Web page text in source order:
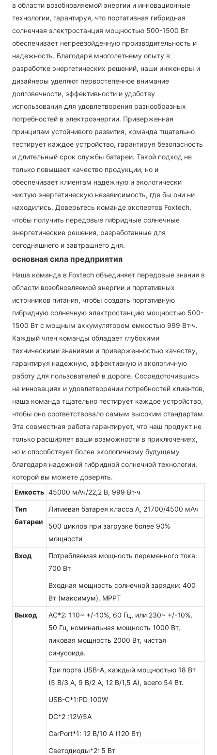
в области возобновляемой энергии и инновационные
технологии, гарантируя, что портативная гибридная
солнечная электростанция мощностью 500-1500 Вт
обеспечивает непревзойденную производительность и
надежность. Благодаря многолетнему опыту в
разработке энергетических решений, наши инженеры и
дизайнеры уделяют первостепенное внимание
долговечности, эффективности и удобству
использования для удовлетворения разнообразных
потребностей в электроэнергии. Приверженная
принципам устойчивого развития, команда тщательно
тестирует каждое устройство, гарантируя безопасность
и длительный срок службы батареи. Такой подход не
только повышает качество продукции, но и
обеспечивает клиентам надежную и экологически
чистую энергетическую независимость, где бы они ни
находились. Доверьтесь команде экспертов Foxtech,
чтобы получить передовые гибридные солнечные
энергетические решения, разработанные для
сегодняшнего и завтрашнего дня.
основная сила предприятия
Наша команда в Foxtech объединяет передовые знания в
области возобновляемой энергии и портативных
источников питания, чтобы создать портативную
гибридную солнечную электростанцию ​​мощностью 500-
1500 Вт с мощным аккумулятором емкостью 999 Вт·ч.
Каждый член команды обладает глубокими
техническими знаниями и приверженностью качеству,
гарантируя надежную, эффективную и экологичную
работу для пользователей в дороге. Сосредоточившись
на инновациях и удовлетворении потребностей клиентов,
наша команда тщательно тестирует каждое устройство,
чтобы оно соответствовало самым высоким стандартам.
Эта совместная работа гарантирует, что наш продукт не
только расширяет ваши возможности в приключениях,
но и способствует более экологичному будущему
благодаря надежной гибридной солнечной технологии,
которой вы можете доверять.
Емкость 45000 мАч/22,2 В, 999 Вт·ч
Тип
батареи
Литиевая батарея класса А, 21700/4500 мАч
500 циклов при загрузке более 90%
мощности
Вход
Потребляемая мощность переменного тока:
700 Вт
Входная мощность солнечной зарядки: 400
Вт (максимум). MPPT
Выход
AC*2: 110~ +/-10%, 60 Гц, или 230~ +/-10%,
50 Гц, номинальная мощность 1000 Вт,
пиковая мощность 2000 Вт, чистая
синусоида.
Три порта USB-A, каждый мощностью 18 Вт
(5 В/3 А, 9 В/2 А, 12 В/1,5 А), всего 54 Вт.
USB-C*1:PD 100W
DC*2 :12V/5A
CarPort*1: 12 В/10 А (120 Вт)
Светодиоды*2: 5 Вт